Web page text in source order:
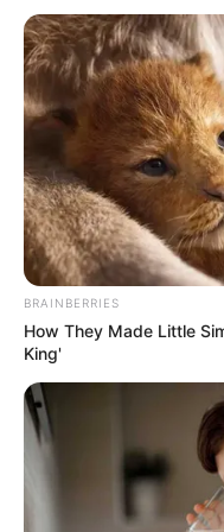
LEA TAMBIÉN
Galán lanza
barrios:
ganarán
Según comerciantes,
relacionadas con
las regiones
durante los fines de
El comportamiento de
del clima, el transporte
ingresen diariamente a
recomendación es
presentan mayor
BRAINBERRIES
How They Made Little
King'